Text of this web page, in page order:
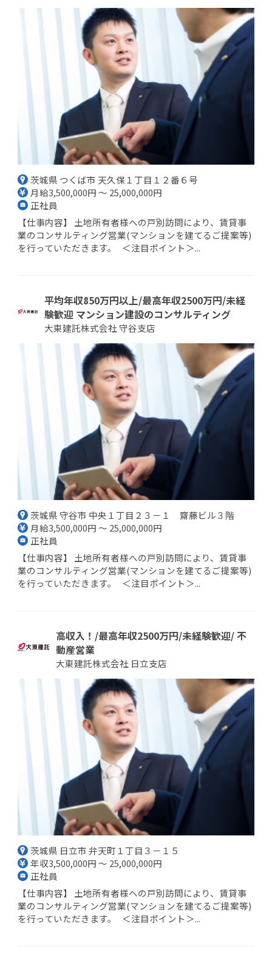
茨城県 つくば市 天久保１丁目１２番６号
月給3,500,000円 ～ 25,000,000円
正社員
【仕事内容】 土地所有者様への戸別訪問により、賃貸事
業のコンサルティング営業(マンションを建てるご提案等)
を行っていただきます。 ＜注目ポイント＞...
平均年収850万円以上/最高年収2500万円/未経
験歓迎 マンション建設のコンサルティング
大東建託株式会社 守谷支店
茨城県 守谷市 中央１丁目２３－１ 齋藤ビル３階
月給3,500,000円 ～ 25,000,000円
正社員
【仕事内容】 土地所有者様への戸別訪問により、賃貸事
業のコンサルティング営業(マンションを建てるご提案等)
を行っていただきます。 ＜注目ポイント＞...
高収入！/最高年収2500万円/未経験歓迎/ 不
動産営業
大東建託株式会社 日立支店
茨城県 日立市 弁天町１丁目３－１５
年収3,500,000円 ～ 25,000,000円
正社員
【仕事内容】 土地所有者様への戸別訪問により、賃貸事
業のコンサルティング営業(マンションを建てるご提案等)
を行っていただきます。 ＜注目ポイント＞...